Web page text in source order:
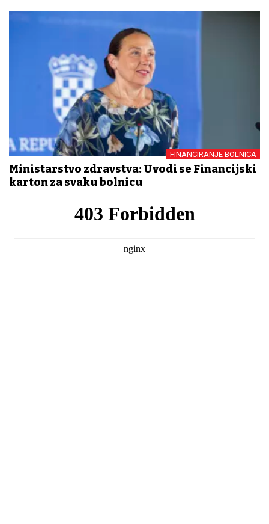
FINANCIRANJE BOLNICA
Ministarstvo zdravstva: Uvodi se Financijski
karton za svaku bolnicu